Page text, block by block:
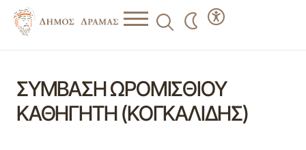
ΣΥΜΒΑΣΗ ΩΡΟΜΙΣΘΙΟΥ
ΚΑΘΗΓΗΤΗ (ΚΟΓΚΑΛΙΔΗΣ)